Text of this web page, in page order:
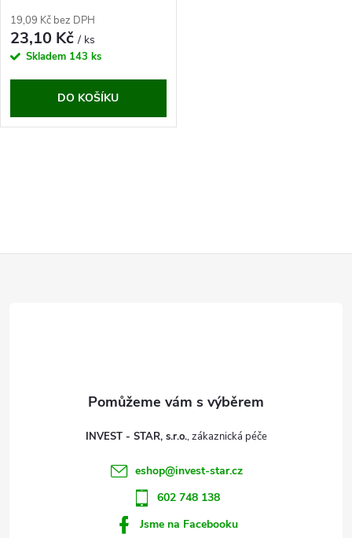
19,09 Kč bez DPH
23,10 Kč/ ks
Skladem 143 ks
DO KOŠÍKU
INVEST - STAR, s.r.o.
eshop@invest-star.cz
602 748 138
Jsme na Facebooku